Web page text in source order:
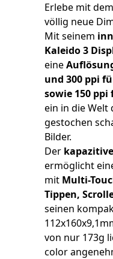
Erlebe mit dem
völlig neue
Mit seinem
Kaleido 3
eine
und 300 ppi
sowie 150
ein in die Welt
gestochen
Bilder.
Der
ermöglicht
mit Multi-
Tippen,
seinen
von nur 173g
color